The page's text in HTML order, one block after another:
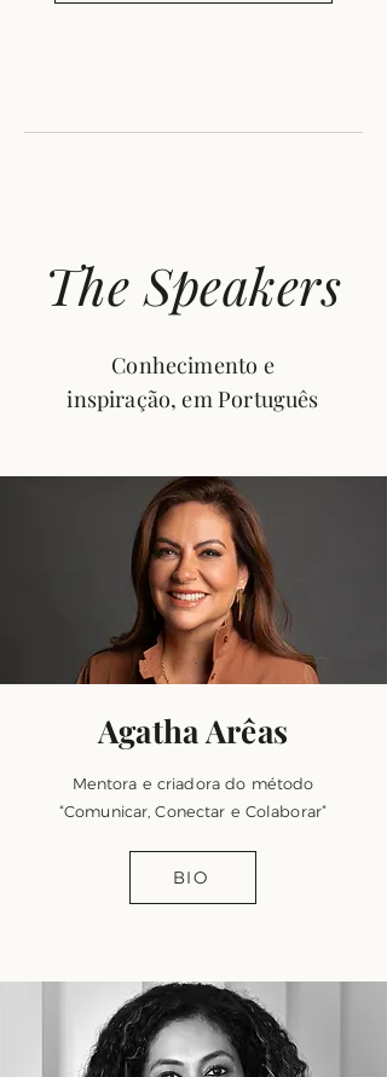
The Speakers
Conhecimento e
inspiração, em Português
Agatha Arêas
Mentora e criadora do método
“Comunicar, Conectar e Colaborar”
BIO